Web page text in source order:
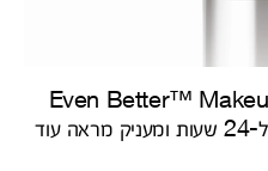
Even Better™
52 Neutral - מייק-אפ עמיד ל-24 שעות ומעניק מראה עוד